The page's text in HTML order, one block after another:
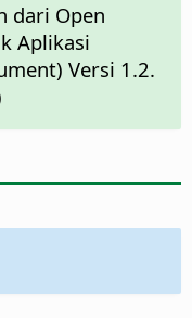
dari Open
Aplikasi
Versi 1.2.